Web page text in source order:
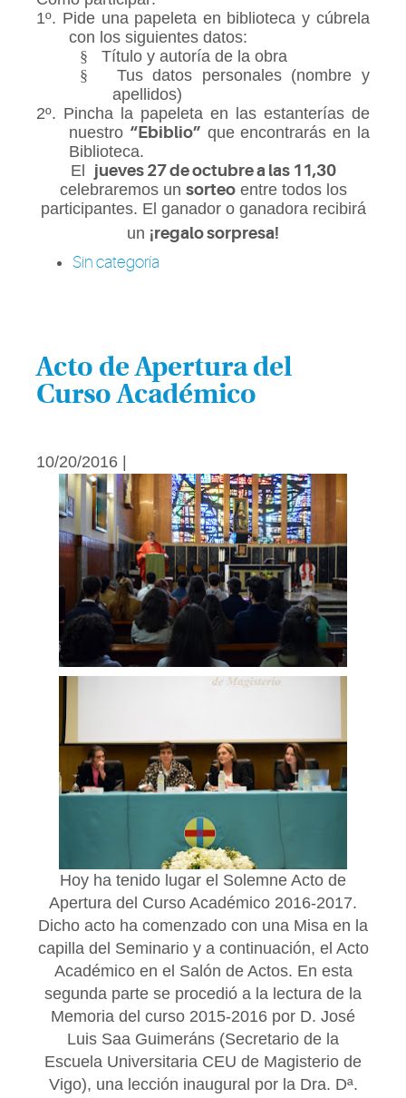
1º. Pide una papeleta en biblioteca y cúbrela
con los siguientes datos:
§
Título y autoría de la obra
§
Tus datos personales (nombre y
apellidos)
2º. Pincha la papeleta en las estanterías de
nuestro “Ebiblio” que encontrarás en la
Biblioteca.
El jueves 27 de octubre a las 11,30
celebraremos un sorteoentre todos los
participantes. El ganador o ganadora recibirá
un ¡regalo sorpresa!
Sin categoría
Acto de Apertura del
Curso Académico
10/20/2016 |
Hoy ha tenido lugar el Solemne Acto de
Apertura del Curso Académico 2016-2017.
Dicho acto ha comenzado con una Misa en la
capilla del Seminario y a continuación, el Acto
Académico en el Salón de Actos. En esta
segunda parte se procedió a la lectura de la
Memoria del curso 2015-2016 por D. José
Luis Saa Guimeráns (Secretario de la
Escuela Universitaria CEU de Magisterio de
Vigo), una lección inaugural por la Dra. Dª.